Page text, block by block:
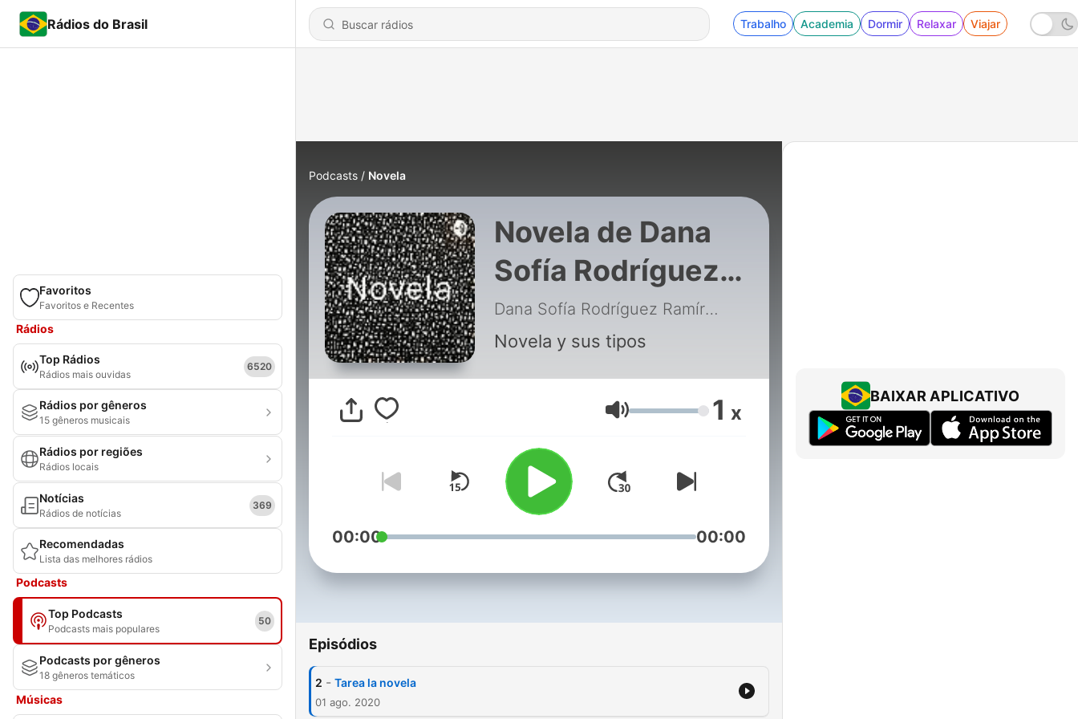
Rádios do Brasil Trabalho Academia Dormir Relaxar Viajar
Favoritos
Favoritos e Recentes
Rádios
Top Rádios
Rádios mais ouvidas
6520
Rádios por gêneros
15 gêneros musicais
Rádios por regiões
Rádios locais
Notícias
Rádios de notícias
369
Recomendadas
Lista das melhores rádios
Podcasts
Top Podcasts
Podcasts mais populares
50
Podcasts por gêneros
18 gêneros temáticos
Músicas
Podcasts Novela
Novela de Dana
Sofía Rodríguez
Ramírez
Dana Sofía Rodríguez Ramírez
Novela y sus tipos
Volume 1 x
00:00 00:00
Episódios
2 - Tarea la novela
01 ago. 2020
BAIXAR APLICATIVO